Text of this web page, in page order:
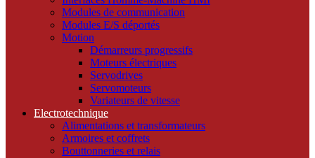
Modules de communication
Modules E/S déportés
Motion
Démarreurs progressifs
Moteurs électriques
Servodrives
Servomoteurs
Variateurs de vitesse
Electrotechnique
Alimentations et transformateurs
Armoires et coffrets
Bouttonneries et relais